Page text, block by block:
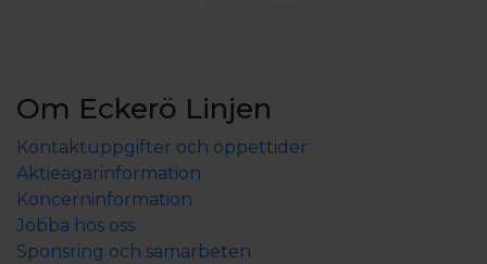
Om Eckerö Linjen
Kontaktuppgifter och öppettider
Aktieägarinformation
Koncerninformation
Jobba hos oss
Sponsring och samarbeten